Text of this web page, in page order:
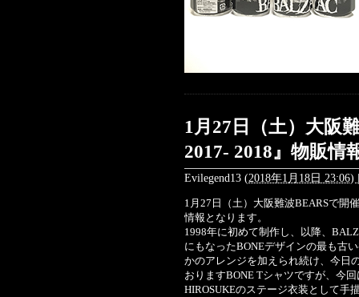
1月27日（土）大阪
2017- 2018』物販情
Evilegend13 (2018年1月18日 23:06) |
1月27日（土）大阪難波BEARSで開
情報となります。
1998年に初めて制作し、以降、
にもなったBONEデザインの最も古
かのアレンジを加えられ続け、今日
おりますBONE Tシャツですが、今
HIROSUKEのステージ衣装として手